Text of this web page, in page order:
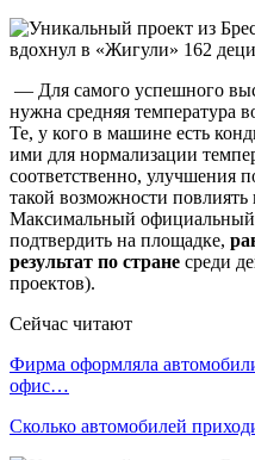
— Для самого успешного
нужна средняя температура
Те, у кого в машине есть
ими для нормализации
соответственно, улучшения
такой возможности повлиять
Максимальный официальный
подтвердить на площадке,
результат по стране среди
проектов).
Сейчас читают
Фирма оформляла
офис…
Сколько автомобилей